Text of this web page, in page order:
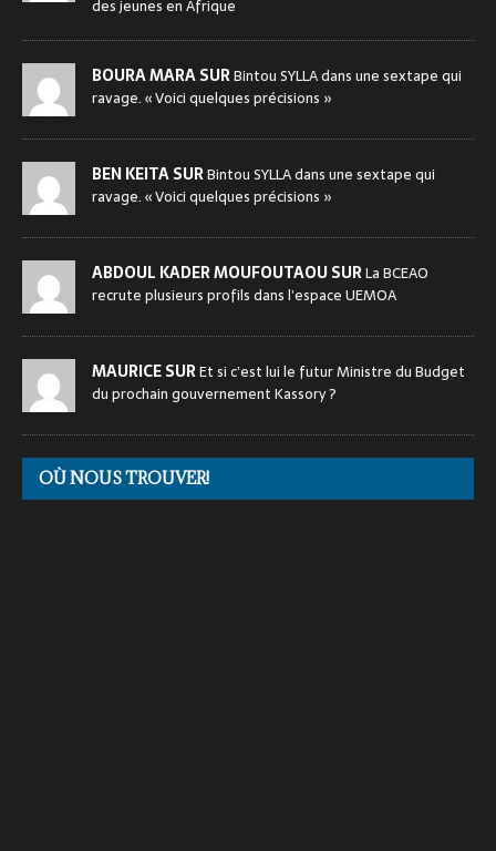
des jeunes en Afrique
BOURA MARA SURBintou SYLLA dans une sextape qui
ravage. « Voici quelques précisions »
BEN KEITA SURBintou SYLLA dans une sextape qui
ravage. « Voici quelques précisions »
ABDOUL KADER MOUFOUTAOU SURLa BCEAO
recrute plusieurs profils dans l’espace UEMOA
MAURICE SUREt si c’est lui le futur Ministre du Budget
du prochain gouvernement Kassory ?
OÙ NOUS TROUVER!